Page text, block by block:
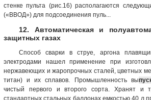
стенке пульта (рис.16) располагаются
(«ВВОД») для подсоединения пуль...
12. Автоматическая и
защитных газах
Способ сварки в струе, аргона
электродами нашел применение при
нержавеющих и жаропрочных сталей, цветных
титан) и их сплавов. Промышленность вы
чистый первого и второго сорта. Хранят и
стандартных стальных баллонах емкостью 40 л